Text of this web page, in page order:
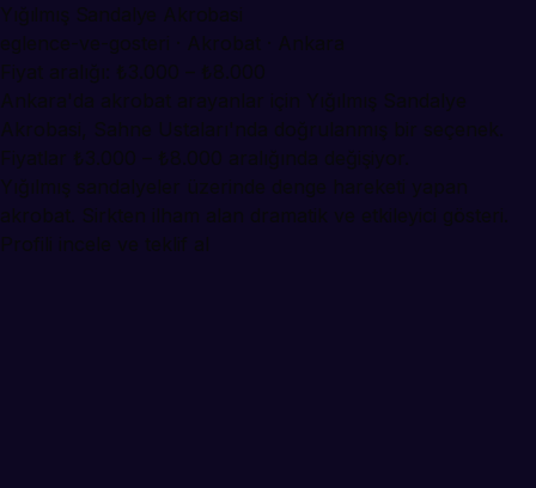
Yığılmış Sandalye Akrobasi
eglence-ve-gosteri · Akrobat · Ankara
Fiyat aralığı: ₺3.000 – ₺8.000
Ankara'da akrobat arayanlar için Yığılmış Sandalye
Akrobasi, Sahne Ustaları'nda doğrulanmış bir seçenek.
Fiyatlar ₺3.000 – ₺8.000 aralığında değişiyor.
Yığılmış sandalyeler üzerinde denge hareketi yapan
akrobat. Sirkten ilham alan dramatik ve etkileyici gösteri.
Profili incele ve teklif al